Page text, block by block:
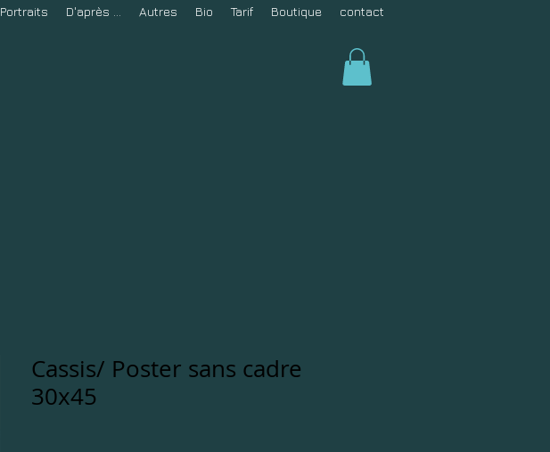
Portraits D'après ... Autres Bio Tarif Boutique contact
Cassis/ Poster sans cadre
30x45